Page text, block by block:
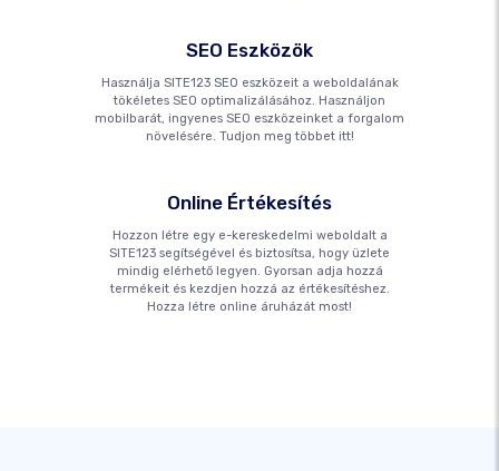
SEO Eszközök
Használja SITE123 SEO eszközeit a weboldalának
tökéletes SEO optimalizálásához. Használjon
mobilbarát, ingyenes SEO eszközeinket a forgalom
növelésére. Tudjon meg többet itt!
Online Értékesítés
Hozzon létre egy e-kereskedelmi weboldalt a
SITE123 segítségével és biztosítsa, hogy üzlete
mindig elérhető legyen. Gyorsan adja hozzá
termékeit és kezdjen hozzá az értékesítéshez.
Hozza létre online áruházát most!